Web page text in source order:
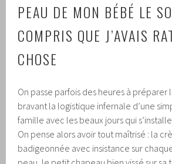
PEAU DE MON BÉBÉ LE
COMPRIS QUE J’AVAIS
CHOSE
On passe parfois des heures à préparer
bravant la logistique infernale d’une
famille avec les beaux jours qui
On pense alors avoir tout maîtrisé : la
badigeonnée avec insistance sur